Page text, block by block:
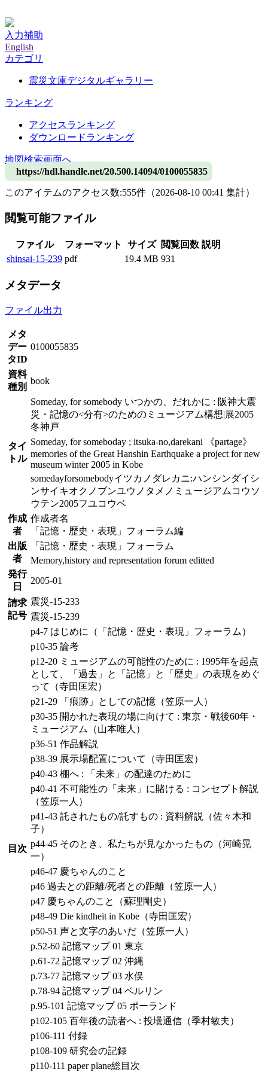
入力補助
English
カテゴリ
震災文庫デジタルギャラリー
ランキング
アクセスランキング
ダウンロードランキング
地図検索画面へ
https://hdl.handle.net/20.500.14094/0100055835
このアイテムのアクセス数:555件 （2026-08-10 00:41 集計）
閲覧可能ファイル
ファイル フォーマット サイズ 閲覧回数 説明
shinsai-15-239 pdf 19.4 MB 931
メタデータ
ファイル出力
メタ
デー
タID
0100055835
資料
種別
book
タイ
トル
Someday, for somebody いつかの、だれかに : 阪神大震
災・記憶の<分有>のためのミュージアム構想|展2005
冬神戸
Someday, for someboday ; itsuka-no,darekani 《partage》
memories of the Great Hanshin Earthquake a project for new
museum winter 2005 in Kobe
somedayforsomebodyイツカノダレカニ:ハンシンダイシ
ンサイキオクノブンユウノタメノミュージアムコウソ
ウテン2005フユコウベ
作成
者
作成者名
「記憶・歴史・表現」フォーラム編
出版
者
「記憶・歴史・表現」フォーラム
Memory,history and representation forum editted
発行
日
2005-01
請求
記号
震災-15-233
震災-15-239
目次
p4-7 はじめに（「記憶・歴史・表現」フォーラム）
p10-35 論考
p12-20 ミュージアムの可能性のために : 1995年を起点
として、「過去」と「記憶」と「歴史」の表現をめぐ
って（寺田匡宏）
p21-29 「痕跡」としての記憶（笠原一人）
p30-35 開かれた表現の場に向けて : 東京・戦後60年・
ミュージアム（山本唯人）
p36-51 作品解説
p38-39 展示場配置について（寺田匡宏）
p40-43 棚へ : 「未来」の配達のために
p40-41 不可能性の「未来」に賭ける : コンセプト解説
（笠原一人）
p41-43 託されたもの/託すもの : 資料解説（佐々木和
子）
p44-45 そのとき、私たちが見なかったもの（河崎晃
一）
p46-47 慶ちゃんのこと
p46 過去との距離/死者との距離（笠原一人）
p47 慶ちゃんのこと（蘇理剛史）
p48-49 Die kindheit in Kobe（寺田匡宏）
p50-51 声と文字のあいだ（笠原一人）
p.52-60 記憶マップ 01 東京
p.61-72 記憶マップ 02 沖縄
p.73-77 記憶マップ 03 水俣
p.78-94 記憶マップ 04 ベルリン
p.95-101 記憶マップ 05 ポーランド
p102-105 百年後の読者へ : 投壜通信（季村敏夫）
p106-111 付録
p108-109 研究会の記録
p110-111 paper plane総目次